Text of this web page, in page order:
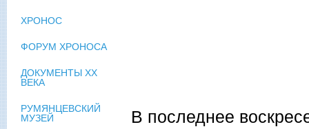
В последнее
ХРОНОС
ФОРУМ ХРОНОСА
ДОКУМЕНТЫ XX
ВЕКА
РУМЯНЦЕВСКИЙ
МУЗЕЙ